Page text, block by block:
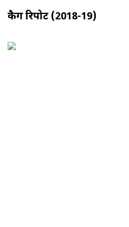
कैग रिपोर्ट (2018-19)